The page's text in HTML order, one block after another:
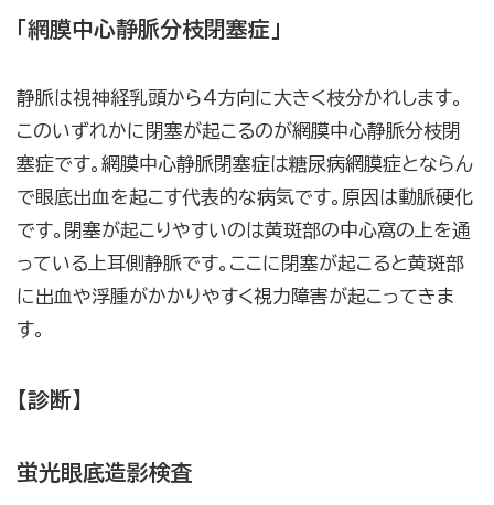
「網膜中心静脈分枝閉塞症」
静脈は視神経乳頭から4方向に大きく枝分かれします。
このいずれかに閉塞が起こるのが網膜中心静脈分枝閉
塞症です。網膜中心静脈閉塞症は糖尿病網膜症とならん
で眼底出血を起こす代表的な病気です。原因は動脈硬化
です。閉塞が起こりやすいのは黄斑部の中心窩の上を通
っている上耳側静脈です。ここに閉塞が起こると黄斑部
に出血や浮腫がかかりやすく視力障害が起こってきま
す。
【診断】
蛍光眼底造影検査